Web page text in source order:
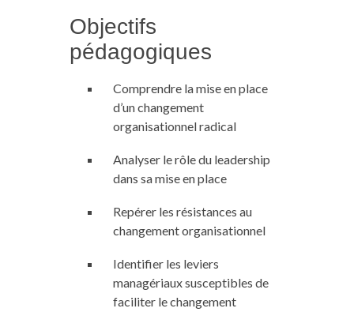
Objectifs
pédagogiques
Comprendre la mise en place
d’un changement
organisationnel radical
Analyser le rôle du leadership
dans sa mise en place
Repérer les résistances au
changement organisationnel
Identifier les leviers
managériaux susceptibles de
faciliter le changement